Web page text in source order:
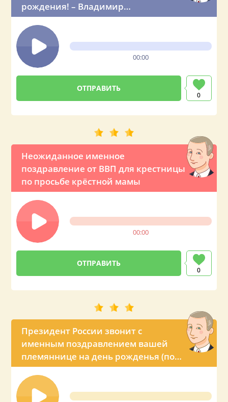
рождения! – Владимир
Владимирович звонит вашей
крёстной маме по телефону
00:00
0
Неожиданное именное
поздравление от ВВП для крестницы
по просьбе крёстной мамы
00:00
0
Президент России звонит с
именным поздравлением вашей
племяннице на день рожденья (по
просьбе тёти)